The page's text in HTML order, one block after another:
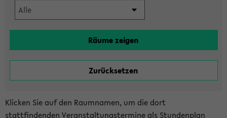
Klicken Sie auf den Raumnamen, um die dort
stattfindenden Veranstaltungstermine als Stundenplan